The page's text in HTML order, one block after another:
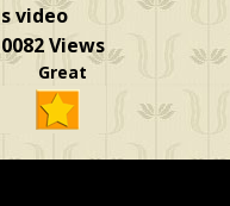
video
Views
Great